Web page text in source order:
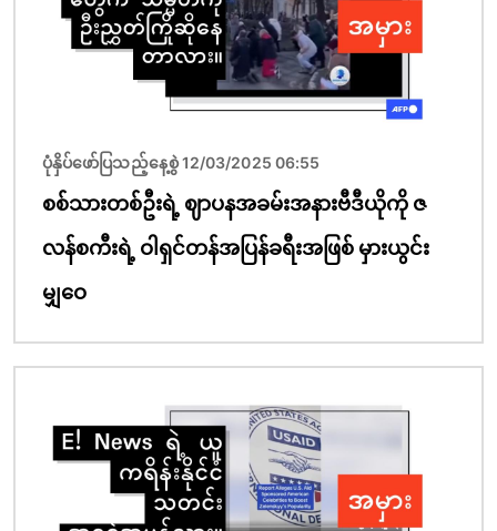
ပုံနှိပ်ဖော်ပြသည့်နေ့စွဲ 12/03/2025 06:55
စစ်သားတစ်ဦးရဲ့ ဈာပနအခမ်းအနားဗီဒီယိုကို ဇ
လန်စကီးရဲ့ ဝါရှင်တန်အပြန်ခရီးအဖြစ် မှားယွင်း
မျှဝေ